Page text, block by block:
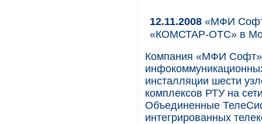
12.11.2008 «МФИ
«КОМСТАР-ОТС» в
Компания «МФИ Софт»,
инсталляции шести
комплексов РТУ на
Объединенные
интегрированных